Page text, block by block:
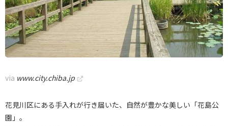
via www.city.chiba.jp
花見川区にある手入れが行き届いた、自然が豊かな美しい「花島公
園」。